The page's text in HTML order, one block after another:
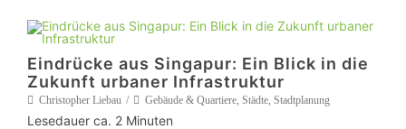
Eindrücke aus Singapur: Ein Blick in die
Zukunft urbaner Infrastruktur
Christopher Liebau Gebäude & Quartiere, Städte, Stadtplanung
Lesedauer ca. 2 Minuten